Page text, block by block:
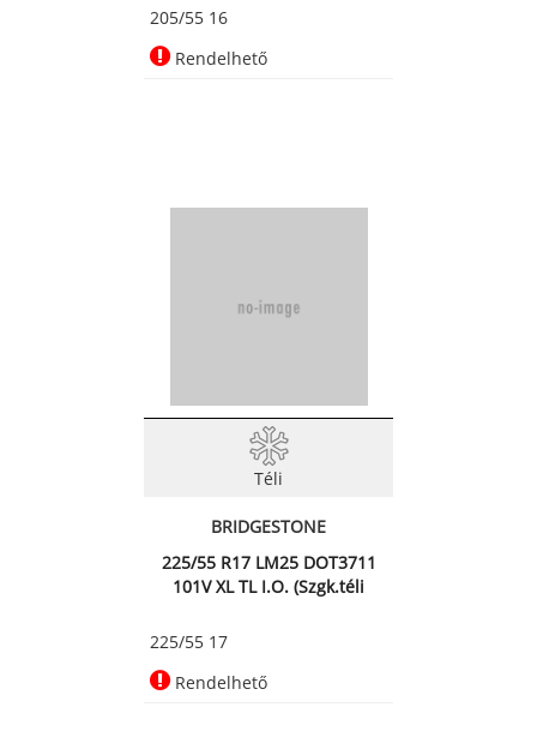
205/55 16
Rendelhető
Téli
BRIDGESTONE
225/55 R17 LM25 DOT3711
101V XL TL I.O. (Szgk.téli
225/55 17
Rendelhető